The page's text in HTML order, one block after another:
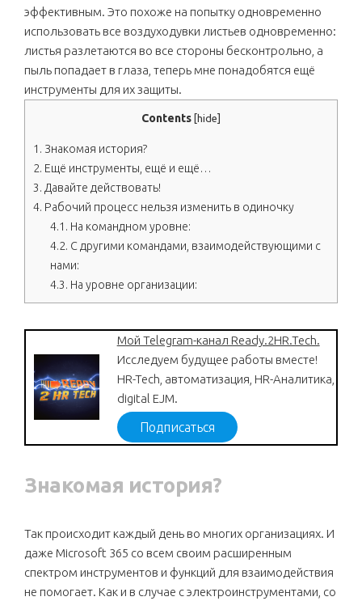
эффективным. Это похоже на попытку одновременно
использовать все воздуходувки листьев одновременно:
листья разлетаются во все стороны бесконтрольно, а
пыль попадает в глаза, теперь мне понадобятся ещё
инструменты для их защиты.
Contents [hide]
1. Знакомая история?
2. Ещё инструменты, ещё и ещё…
3. Давайте действовать!
4. Рабочий процесс нельзя изменить в одиночку
4.1. На командном уровне:
4.2. С другими командами, взаимодействующими с
нами:
4.3. На уровне организации:
Мой Telegram-канал Ready.2HR.Tech.
Исследуем будущее работы вместе!
HR-Tech, автоматизация, HR-Аналитика,
digital EJM.
Подписаться
Знакомая история?
Так происходит каждый день во многих организациях. И
даже Microsoft 365 со всем своим расширенным
спектром инструментов и функций для взаимодействия
не помогает. Как и в случае с электроинструментами, со